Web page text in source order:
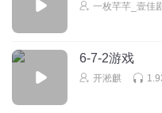
一枚芊芊_壹佳
6-7-2游戏
开淞麒